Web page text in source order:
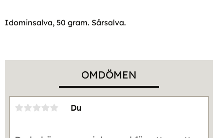
Idominsalva, 50 gram. Sårsalva.
OMDÖMEN
Du